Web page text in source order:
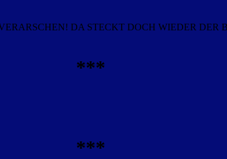
DA STECKT DOCH WIEDER
***
***